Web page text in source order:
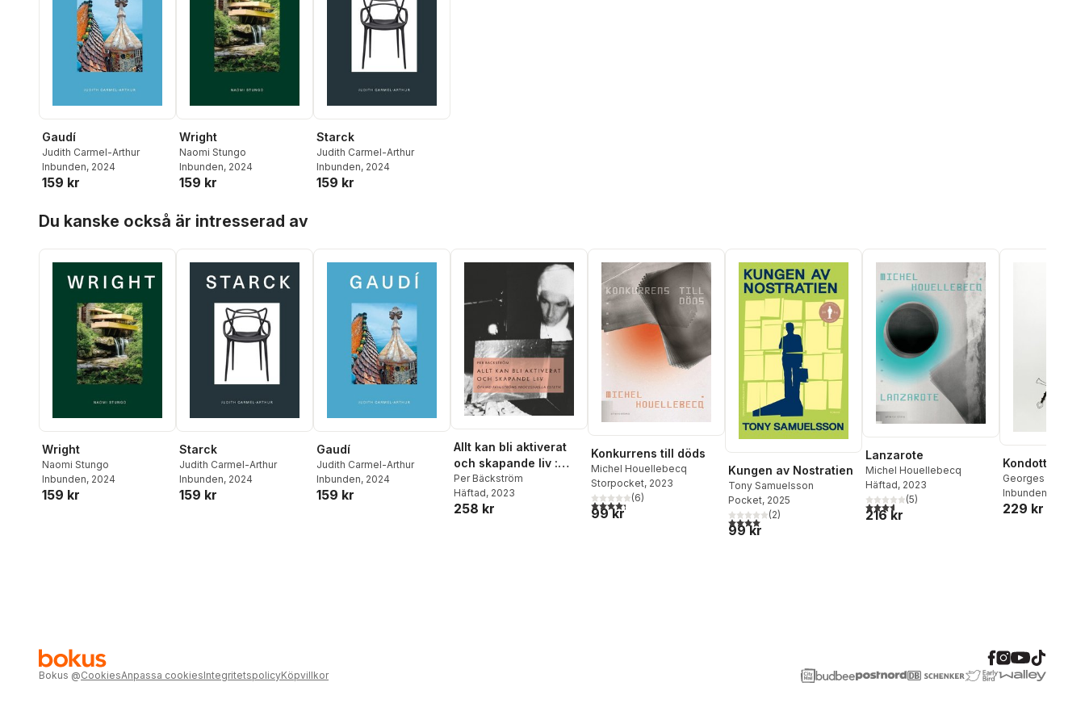
Gaudí
Judith Carmel-Arthur
Inbunden, 2024
159 kr
Wright
Naomi Stungo
Inbunden, 2024
159 kr
Starck
Judith Carmel-Arthur
Inbunden, 2024
159 kr
Du kanske också är intresserad av
Wright
Naomi Stungo
Inbunden, 2024
159 kr
Starck
Judith Carmel-Arthur
Inbunden, 2024
159 kr
Gaudí
Judith Carmel-Arthur
Inbunden, 2024
159 kr
Allt kan bli aktiverat
och skapande liv :
Öyvind Fahlströms
processuella estetik
Per Bäckström
Häftad, 2023
258 kr
Konkurrens till döds
Michel Houellebecq
Storpocket, 2023
4,3utav 5 stjärnor. Totalt antal röster:
(6)
99 kr
Kungen av Nostratien
Tony Samuelsson
Pocket, 2025
4,0utav 5 stjärnor. Totalt antal röster:
(2)
99 kr
Lanzarote
Michel Houellebecq
Häftad, 2023
3,6utav 5 stjärnor. Totalt antal röster:
(5)
216 kr
Kondottiären
Georges Perec
Inbunden
229 kr
Bokus @CookiesAnpassa cookiesIntegritetspolicyKöpvillkor